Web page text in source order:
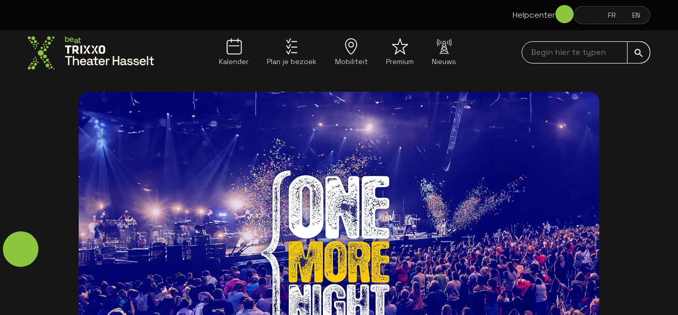
Helpcenter NEDERLANDSFRANÇAIS
FR ENGLISH
EN
Kalender Plan je bezoek Mobiliteit Premium Nieuws
Begin hier te typen navbar